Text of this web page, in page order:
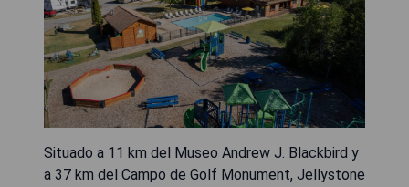
Situado a 11 km del Museo Andrew J. Blackbird y
a 37 km del Campo de Golf Monument, Jellystone